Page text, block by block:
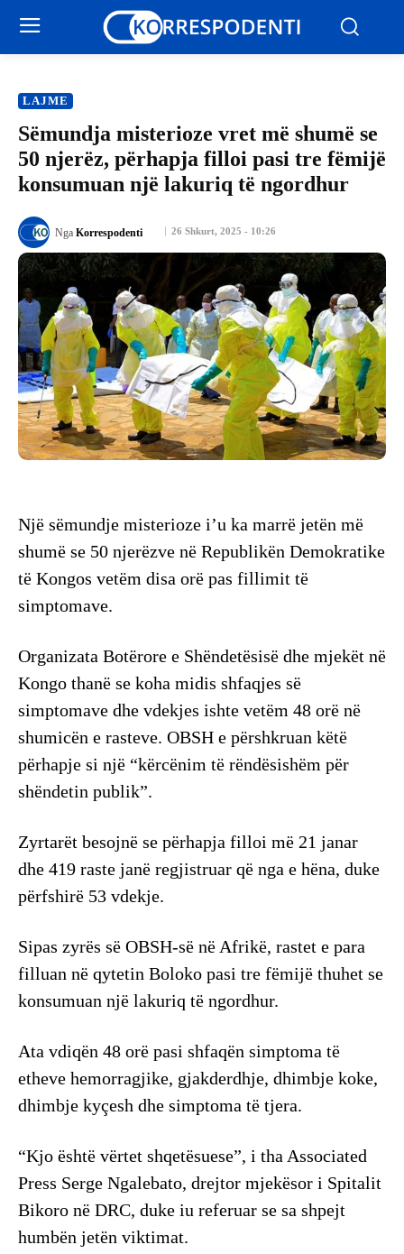
LAJME
Sëmundja misterioze vret më shumë se
50 njerëz, përhapja filloi pasi tre fëmijë
konsumuan një lakuriq të ngordhur
26 Shkurt, 2025 - 10:26
Nga Korrespodenti
Një sëmundje misterioze i’u ka marrë jetën më
shumë se 50 njerëzve në Republikën Demokratike
të Kongos vetëm disa orë pas fillimit të
simptomave.
Organizata Botërore e Shëndetësisë dhe mjekët në
Kongo thanë se koha midis shfaqjes së
simptomave dhe vdekjes ishte vetëm 48 orë në
shumicën e rasteve. OBSH e përshkruan këtë
përhapje si një “kërcënim të rëndësishëm për
shëndetin publik”.
Zyrtarët besojnë se përhapja filloi më 21 janar
dhe 419 raste janë regjistruar që nga e hëna, duke
përfshirë 53 vdekje.
Sipas zyrës së OBSH-së në Afrikë, rastet e para
filluan në qytetin Boloko pasi tre fëmijë thuhet se
konsumuan një lakuriq të ngordhur.
Ata vdiqën 48 orë pasi shfaqën simptoma të
etheve hemorragjike, gjakderdhje, dhimbje koke,
dhimbje kyçesh dhe simptoma të tjera.
“Kjo është vërtet shqetësuese”, i tha Associated
Press Serge Ngalebato, drejtor mjekësor i Spitalit
Bikoro në DRC, duke iu referuar se sa shpejt
humbën jetën viktimat.